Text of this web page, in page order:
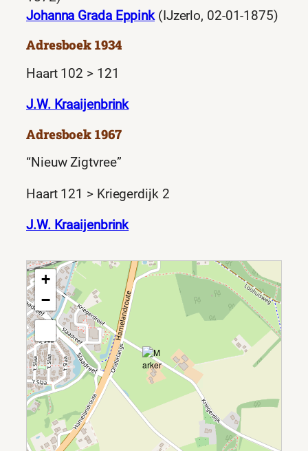
Johanna Grada Eppink(IJzerlo, 02-01-1875)
Adresboek 1934
Haart 102 > 121
J.W. Kraaijenbrink
Adresboek 1967
“Nieuw Zigtvree”
Haart 121 > Kriegerdijk 2
J.W. Kraaijenbrink
+
−